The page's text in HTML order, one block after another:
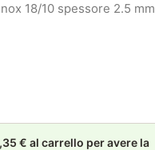
18/10 spessore 2.5 mm
€ al carrello per avere la